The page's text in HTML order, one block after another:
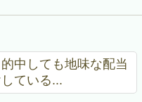
中しても地味な配当
ている...